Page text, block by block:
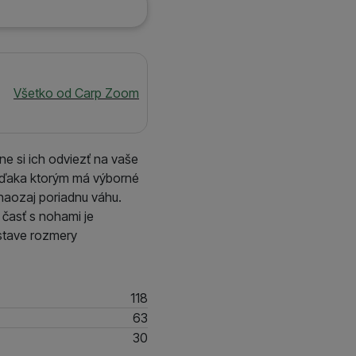
Všetko od Carp Zoom
si ich odviezť na vaše
ktorým má výborné
poriadnu váhu.
s nohami je
rozmery
118
63
30